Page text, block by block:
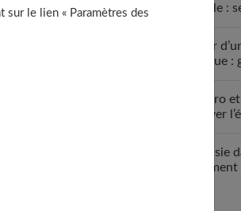
Au
couple :
Sortir
toxique :
Vie pro
trouver
Jalousie
le lien « Paramètres des